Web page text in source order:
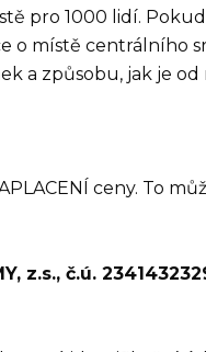
pro 1000 lidí.
o místě centrálního
a způsobu, jak je od
ceny. To
z.s., č.ú.